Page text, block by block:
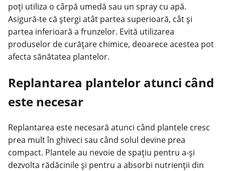
poți utiliza o cârpă umedă sau un spray cu apă.
Asigură-te că ștergi atât partea superioară, cât și
partea inferioară a frunzelor. Evită utilizarea
produselor de curățare chimice, deoarece acestea pot
afecta sănătatea plantelor.
Replantarea plantelor atunci când
este necesar
Replantarea este necesară atunci când plantele cresc
prea mult în ghiveci sau când solul devine prea
compact. Plantele au nevoie de spațiu pentru a-și
dezvolta rădăcinile și pentru a absorbi nutrienții din